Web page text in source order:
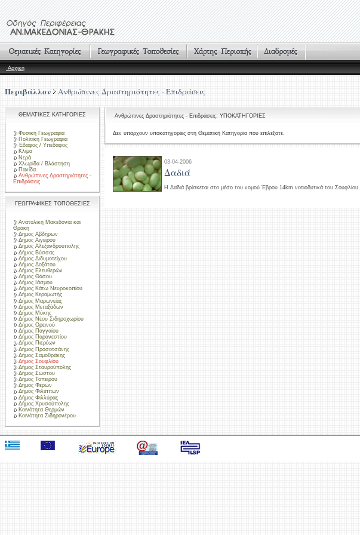
Αρχική
Περιβάλλον Ανθρώπινες Δραστηριότητες - Επιδράσεις
ΘΕΜΑΤΙΚΕΣ ΚΑΤΗΓΟΡΙΕΣ
Φυσική Γεωγραφία
Πολιτική Γεωγραφία
Έδαφος / Υπέδαφος
Κλίμα
Νερά
Χλωρίδα / Βλάστηση
Πανίδα
Ανθρώπινες Δραστηριότητες -
Επιδράσεις
ΓΕΩΓΡΑΦΙΚΕΣ ΤΟΠΟΘΕΣΙΕΣ
Ανατολική Μακεδονία και
Θράκη
Δήμος Αβδήρων
Δήμος Αιγείρου
Δήμος Αλεξανδρούπολης
Δήμος Βύσσας
Δήμος Διδυμοτείχου
Δήμος Δοξάτου
Δήμος Ελευθερών
Δήμος Θάσου
Δήμος Ιάσμου
Δήμος Κάτω Νευροκοπίου
Δήμος Κεραμωτής
Δήμος Μαρωνείας
Δήμος Μεταξάδων
Δήμος Μύκης
Δήμος Νέου Σιδηροχωρίου
Δήμος Ορεινού
Δήμος Παγγαίου
Δήμος Παρανεστίου
Δήμος Πιερέων
Δήμος Προσοτσάνης
Δήμος Σαμοθράκης
Δήμος Σουφλίου
Δήμος Σταυρούπολης
Δήμος Σώστου
Δήμος Τοπείρου
Δήμος Φερών
Δήμος Φιλίππων
Δήμος Φιλλύρας
Δήμος Χρυσούπολης
Κοινότητα Θερμών
Κοινότητα Σιδηρονέρου
Ανθρώπινες Δραστηριότητες - Επιδράσεις: ΥΠΟΚΑΤΗΓΟΡΙΕΣ
Δεν υπάρχουν υποκατηγορίες στη Θεματική Κατηγορία που επιλέξατε.
03-04-2006
Δαδιά
Η Δαδιά βρίσκεται στο μέσο του νομού Έβρου 14km νοτιοδυτικά του Σουφλίου.